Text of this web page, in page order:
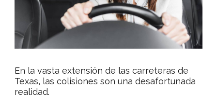
En la vasta extensión de las carreteras de
Texas, las colisiones son una desafortunada
realidad.